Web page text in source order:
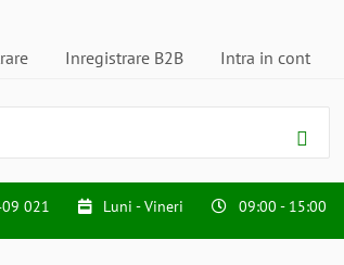
Inregistrare B2B Intra in cont
021 Luni - Vineri 09:00 - 15:00